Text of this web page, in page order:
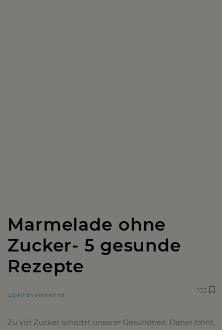
Marmelade ohne
Zucker- 5 gesunde
Rezepte
Log dich ein und mach mit
105
Zu viel Zucker schadet unserer Gesundheit. Daher lohnt